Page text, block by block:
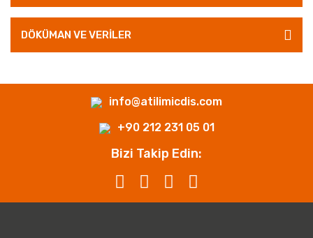
DÖKÜMAN VE VERİLER
info@atilimicdis.com
+90 212 231 05 01
Bizi Takip Edin: